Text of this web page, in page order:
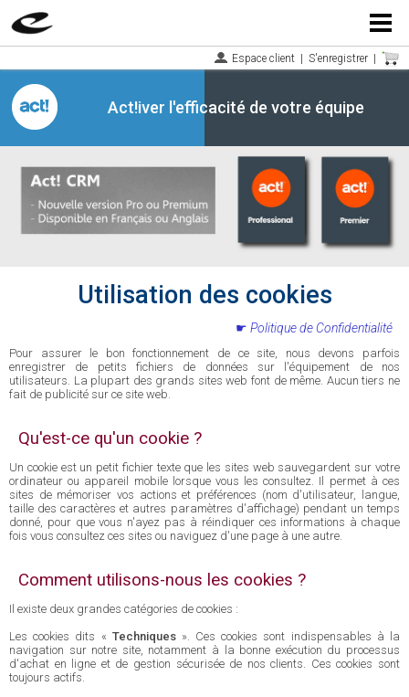
Menu
Espace client S'enregistrer
Act!iver l'efficacité de votre équipe
Utilisation des cookies
Politique de Confidentialité
Pour assurer le bon fonctionnement de ce site, nous devons parfois
enregistrer de petits fichiers de données sur l'équipement de nos
utilisateurs. La plupart des grands sites web font de même. Aucun tiers ne
fait de publicité sur ce site web.
Qu'est-ce qu'un cookie ?
Un cookie est un petit fichier texte que les sites web sauvegardent sur votre
ordinateur ou appareil mobile lorsque vous les consultez. Il permet à ces
sites de mémoriser vos actions et préférences (nom d'utilisateur, langue,
taille des caractères et autres paramètres d'affichage) pendant un temps
donné, pour que vous n'ayez pas à réindiquer ces informations à chaque
fois vous consultez ces sites ou naviguez d'une page à une autre.
Comment utilisons-nous les cookies ?
Il existe deux grandes catégories de cookies :
Les cookies dits « Techniques». Ces cookies sont indispensables à la
navigation sur notre site, notamment à la bonne exécution du processus
d'achat en ligne et de gestion sécurisée de nos clients. Ces cookies sont
toujours actifs.